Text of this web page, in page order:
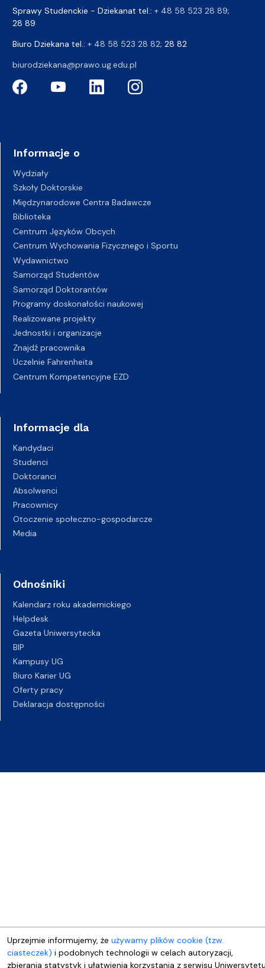
Uprzejmie informujemy, że używamy plików cookie (tzw.
ciasteczek) i podobnych technologii w celach autoryzacji,
zbierania statystyk i ułatwienia korzystania z serwisu
Sprawy Studenckie - Dziekanat tel.: + 48 58 523 28 89;
28 89
Biuro Dziekana tel.: + 48 58 523 28 82; 28 82
biurodziekana@prawo.ug.edu.pl
Informacje o
Wydziały
Szkoły Doktorskie
Międzynarodowe Centra Badawcze
Biblioteka
Centrum Języków Obcych
Centrum Wychowania Fizycznego i Sportu
Wydawnictwo
Samorząd Studentów
Samorząd Doktorantów
Programy doskonałości naukowej
Realizowane projekty
Jednostki i organizacje
Znajdź pracownika
Uczelnie Fahrenheita
Centrum Kompetencyjne EZD
Informacje dla
Kandydaci
Studenci
Doktoranci
Absolwenci
Pracownicy
Otoczenie społeczno-gospodarcze
Media
Odnośniki
Kalendarz roku akademickiego
Helpdesk
Gazeta Uniwersytecka
BIP
Kampusy UG
Biuro Karier UG
Oferty pracy
Deklaracja dostępności